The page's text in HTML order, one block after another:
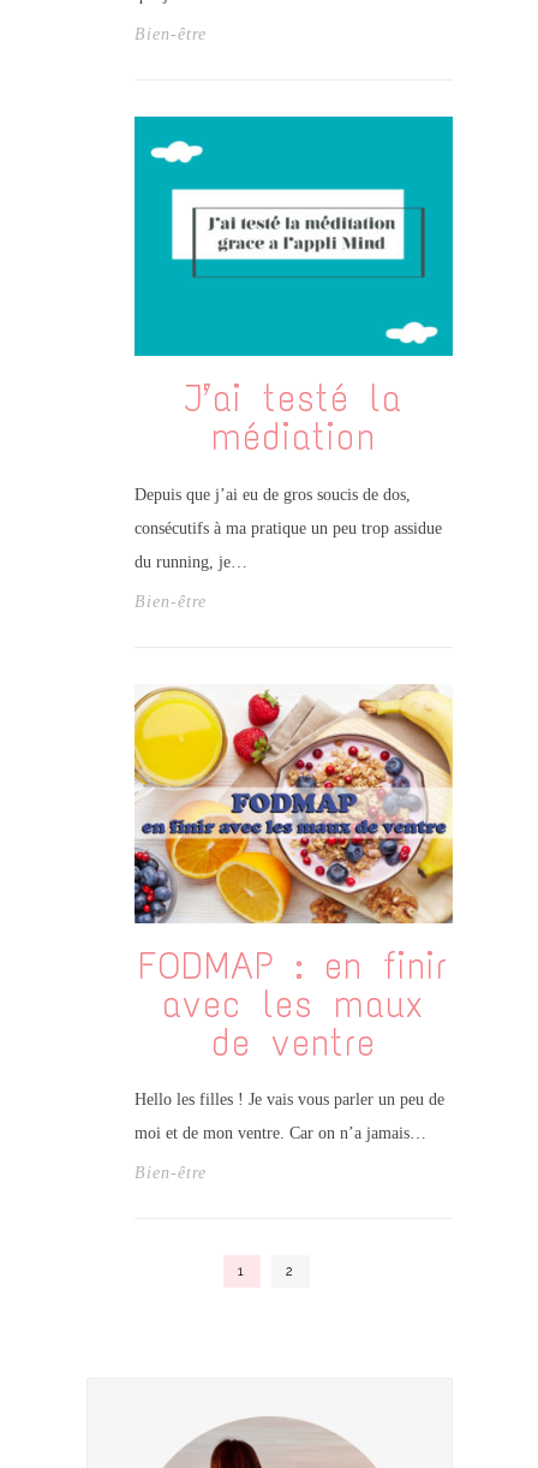
Bien-être
J’ai testé la
médiation
Depuis que j’ai eu de gros soucis de dos,
consécutifs à ma pratique un peu trop assidue
du running, je…
Bien-être
FODMAP : en finir
avec les maux
de ventre
Hello les filles ! Je vais vous parler un peu de
moi et de mon ventre. Car on n’a jamais…
Bien-être
1 2